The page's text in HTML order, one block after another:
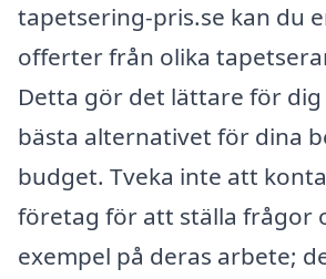
tapetsering-pris.se kan du
offerter från olika
Detta gör det lättare för
bästa alternativet för dina
budget. Tveka inte att
företag för att ställa frågor
exempel på deras arbete;